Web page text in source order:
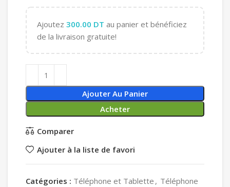
Ajoutez 300.00 DT au panier et bénéficiez
de la livraison gratuite!
Ajouter Au Panier
Acheter
Comparer
Ajouter à la liste de favori
Catégories : Téléphone et Tablette , Téléphone